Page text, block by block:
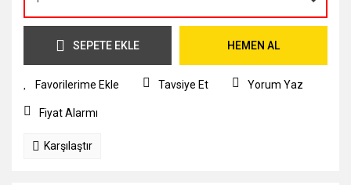
SEPETE EKLE HEMEN AL
Tavsiye Et Yorum Yaz
Fiyat Alarmı
Karşılaştır